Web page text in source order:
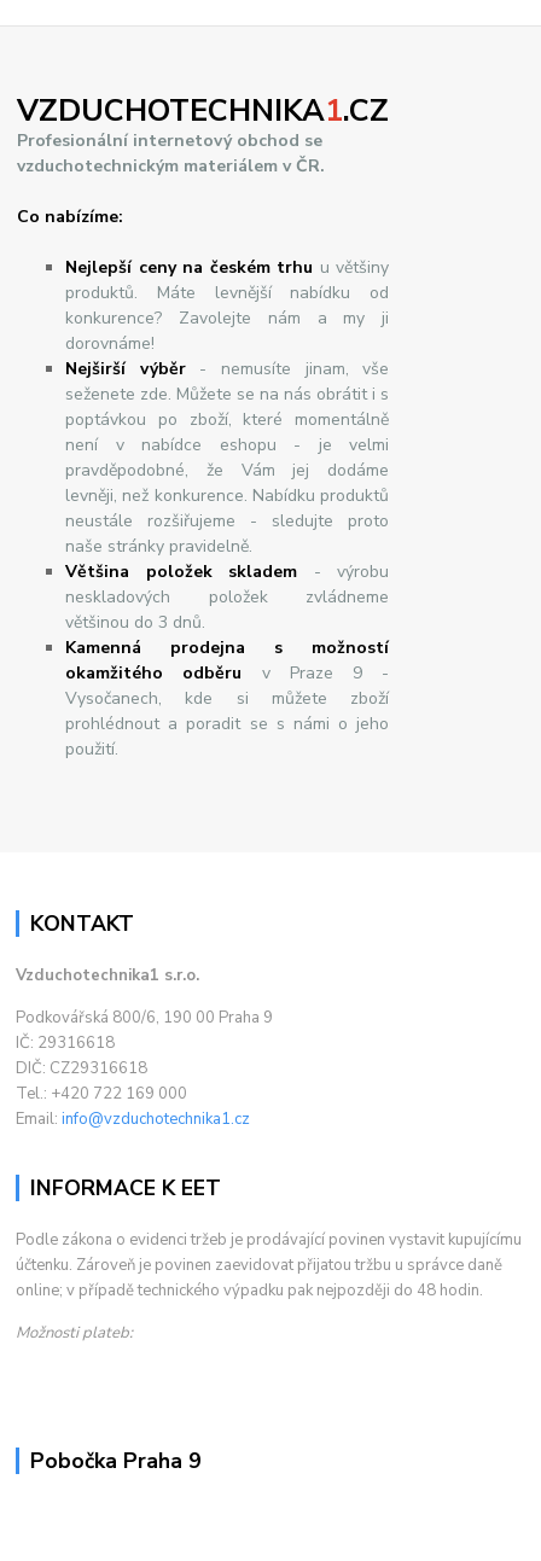
VZDUCHOTECHNIKA1.CZ
Profesionální internetový obchod se
vzduchotechnickým materiálem v ČR.
Co nabízíme:
Nejlepší ceny na českém trhu u většiny
produktů. Máte levnější nabídku od
konkurence? Zavolejte nám a my ji
dorovnáme!
Nejširšívýběr- nemusíte jinam, vše
seženete zde. Můžete se na nás obrátit i s
poptávkou po zboží, které momentálně
není v nabídce eshopu - je velmi
pravděpodobné, že Vám jej dodáme
levněji, než konkurence. Nabídku produktů
neustále rozšiřujeme - sledujte proto
naše stránky pravidelně.
Většina položek skladem - výrobu
neskladových položek zvládneme
většinou do 3 dnů.
Kamenná prodejna s možností
okamžitého odběru v Praze 9 -
Vysočanech, kde si můžete zboží
prohlédnout a poradit se s námi o jeho
použití.
KONTAKT
Vzduchotechnika1 s.r.o.
Podkovářská 800/6, 190 00 Praha 9
IČ: 29316618
DIČ: CZ29316618
Tel.: +420 722 169 000
Email:info@vzduchotechnika1.cz
INFORMACE K EET
Podle zákona o evidenci tržeb je prodávající povinen vystavit kupujícímu
účtenku. Zároveň je povinen zaevidovat přijatou tržbu u správce daně
online; v případě technického výpadku pak nejpozději do 48 hodin.
Možnosti plateb:
Pobočka Praha 9